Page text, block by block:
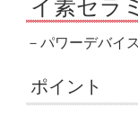
イ素セラ
－パワーデバイ
ポイント